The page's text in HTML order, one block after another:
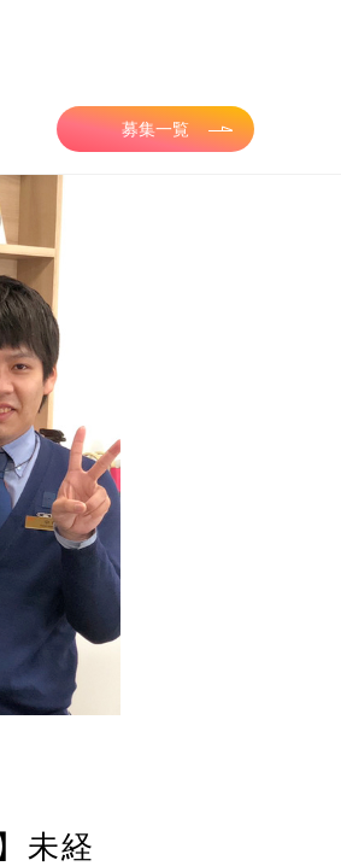
募集一覧
未経